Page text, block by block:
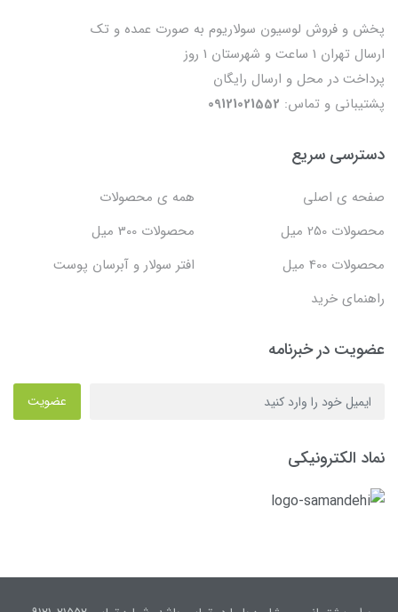
پخش و فروش لوسیون سولاریوم به صورت عمده و تک
ارسال تهران 1 ساعت و شهرستان 1 روز
پرداخت در محل و ارسال رایگان
پشتیبانی و تماس: 09121021552
دسترسی سریع
صفحه ی اصلی
همه ی محصولات
محصولات 250 میل
محصولات 300 میل
محصولات 400 میل
افتر سولار و آبرسان پوست
راهنمای خرید
عضویت در خبرنامه
عضویت
نماد الکترونیکی